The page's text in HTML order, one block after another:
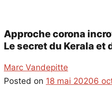
Approche corona
Le secret du Kerala et
Marc Vandepitte
Posted on 18 mai 20206